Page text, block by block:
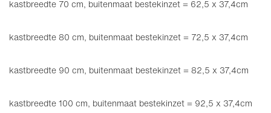
kastbreedte 70 cm, buitenmaat bestekinzet = 62,5 x 37,4cm
kastbreedte 80 cm, buitenmaat bestekinzet = 72,5 x 37,4cm
kastbreedte 90 cm, buitenmaat bestekinzet = 82,5 x 37,4cm
kastbreedte 100 cm, buitenmaat bestekinzet = 92,5 x 37,4cm